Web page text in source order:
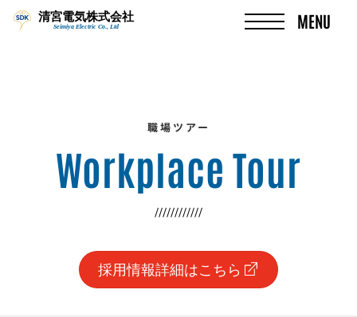
清宮電気株式会社
Seimiya Electric Co., Ltd MENU
職場ツアー
Workplace Tour
////////////
採用情報詳細はこちら